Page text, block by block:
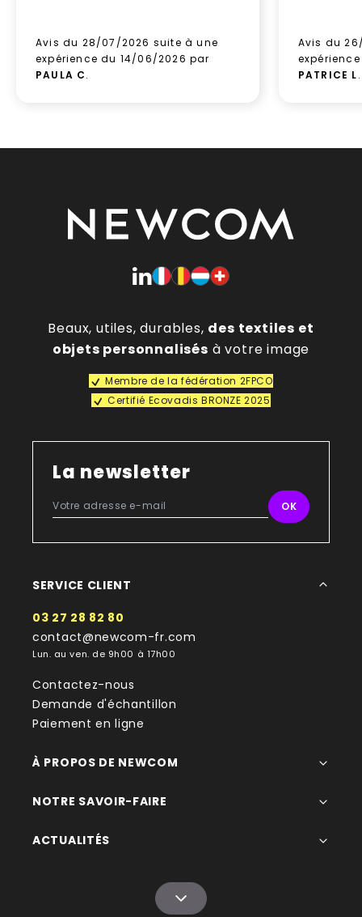
Avis du 28/07/2026 suite à une
expérience du 14/06/2026 par
PAULA C.
Avis du
PATRICE L.
Beaux, utiles, durables, des textiles et
objets personnalisés à votre image
Membre de la fédération 2FPCO
Certifié Ecovadis BRONZE 2025
La newsletter
SERVICE CLIENT
03 27 28 82 80
contact@newcom-fr.com
Lun. au ven. de 9h00 à 17h00
Contactez-nous
Demande d'échantillon
Paiement en ligne
À PROPOS DE NEWCOM
NOTRE SAVOIR-FAIRE
ACTUALITÉS